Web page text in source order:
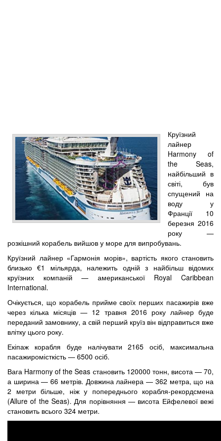
Круїзний
лайнер
Harmony of
the Seas,
найбільший в
світі, був
спущений на
воду у
Франції 10
березня 2016
року —
розкішний корабель вийшов у море для випробувань.
Круїзний лайнер «Гармонія морів», вартість якого становить
близько €1 мільярда, належить одній з найбільш відомих
круїзних компаній — американської Royal Caribbean
International.
Очікується, що корабель прийме своїх перших пасажирів вже
через кілька місяців — 12 травня 2016 року лайнер буде
переданий замовнику, а свій перший круїз він відправиться вже
влітку цього року.
Екіпаж корабля буде налічувати 2165 осіб, максимальна
пасажиромісткість — 6500 осіб.
Вага Harmony of the Seas становить 120000 тонн, висота — 70,
а ширина — 66 метрів. Довжина лайнера — 362 метра, що на
2 метри більше, ніж у попереднього корабля-рекордсмена
(Allure of the Seas). Для порівняння — висота Ейфелевої вежі
становить всього 324 метри.